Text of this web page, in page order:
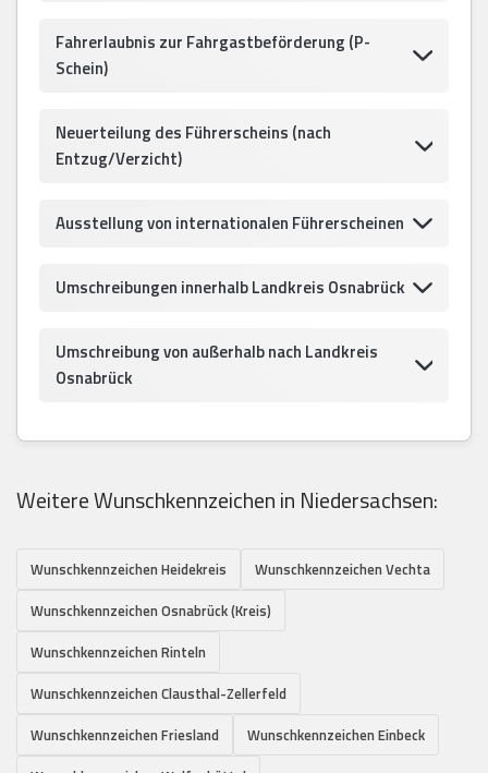
Fahrerlaubnis zur Fahrgastbeförderung (P-
Schein)
Neuerteilung des Führerscheins (nach
Entzug/Verzicht)
Ausstellung von internationalen Führerscheinen
Umschreibungen innerhalb Landkreis Osnabrück
Umschreibung von außerhalb nach Landkreis
Osnabrück
Weitere Wunschkennzeichen in Niedersachsen:
Wunschkennzeichen Heidekreis
Wunschkennzeichen Vechta
Wunschkennzeichen Osnabrück (Kreis)
Wunschkennzeichen Rinteln
Wunschkennzeichen Clausthal-Zellerfeld
Wunschkennzeichen Friesland
Wunschkennzeichen Einbeck